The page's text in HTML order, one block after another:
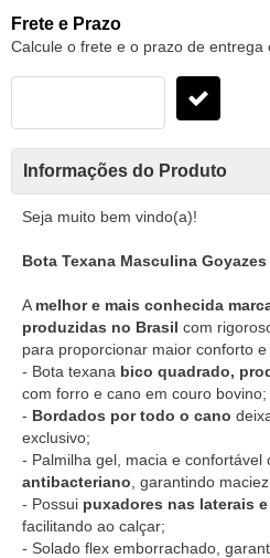
Frete e Prazo
Calcule o frete e o prazo de entrega
Informações do Produto
Seja muito bem vindo(a)!
Bota Texana Masculina
A melhor e mais conhecida
produzidas no Brasil com
para proporcionar maior conforto
- Bota texana bico quadrado,
com forro e cano em couro bovino;
- Bordados por todo o cano
exclusivo;
- Palmilha gel, macia e confortável
antibacteriano , garantindo
- Possui puxadores nas laterais
facilitando ao calçar;
- Solado flex emborrachado,